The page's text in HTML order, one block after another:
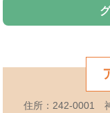
住所：242-0001